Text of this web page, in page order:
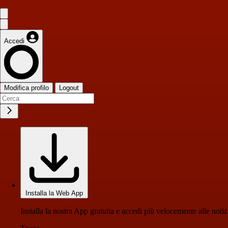
Accedi
Modifica profilo Logout
Installa la Web App
Installa la nostra App gratuita e accedi più velocemente alle